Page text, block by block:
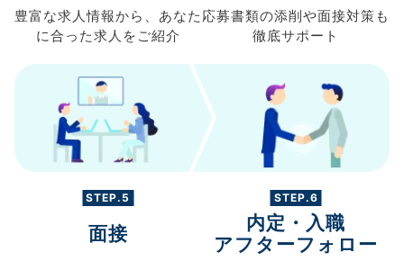
豊富な求人情報から、 あなた
に合った求人を ご紹介
応募書類の添削や面接対策も
徹底サポート
STEP.5
面接
STEP.6
内定・入職
アフターフォロー